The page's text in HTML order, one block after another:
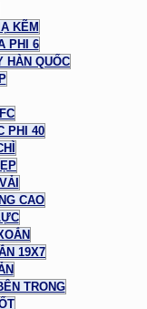
KẼM
PHI 6
HÀN QUỐC
PHI 40
CAO
19X7
TRONG